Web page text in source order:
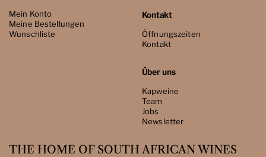
Mein Konto
Meine Bestellungen
Wunschliste
Kontakt
Öffnungszeiten
Kontakt
Über uns
Kapweine
Team
Jobs
Newsletter
THE HOME OF SOUTH AFRICAN WINES